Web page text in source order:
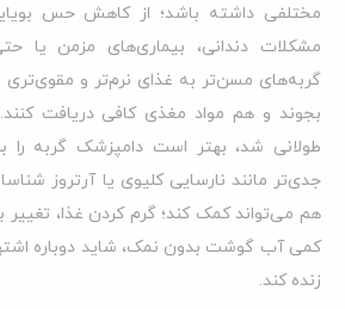
مختلفی داشته باشد؛ از کاهش حس
مشکلات دندانی، بیماری‌های مزمن یا
گربه‌های مسن‌تر به غذای نرم‌تر و مقوی‌تری
بجوند و هم مواد مغذی کافی دریافت
طولانی شد، بهتر است دامپزشک گربه را
جدی‌تر مانند نارسایی کلیوی یا آرتروز
هم می‌تواند کمک کند؛ گرم کردن غذا، تغییر
کمی آب گوشت بدون نمک، شاید دوباره
زنده کند.